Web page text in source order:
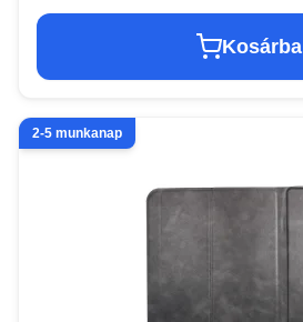
Kosárba
2-5 munkanap